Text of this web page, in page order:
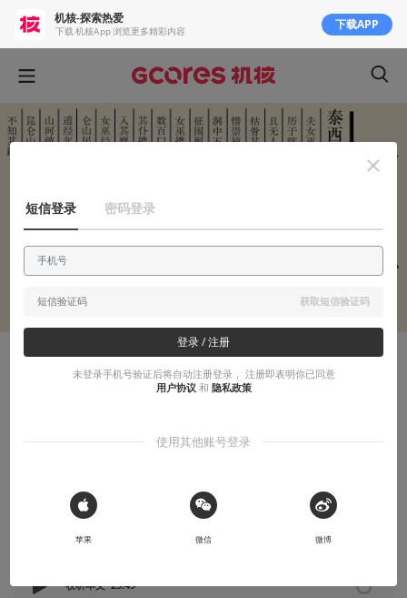
人性啊，这俗套的剧本，演了千万场，却依旧人欲罢不能。
本文系用户投稿，不代表机核网观点
收听本文 25:49
机核-探索热爱
下载 机核App 浏览更多精彩内容 下载APP
短信登录 密码登录
获取短信验证码
登录 / 注册
未登录手机号验证后将自动注册登录， 注册即表明你已同意
用户协议 和 隐私政策
使用其他账号登录
 Sign in with Apple
苹果 微信 微博